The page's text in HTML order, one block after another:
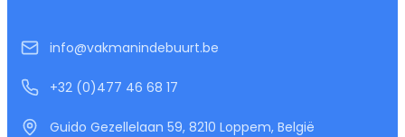
info@vakmanindebuurt.be
+32 (0)477 46 68 17
Guido Gezellelaan 59, 8210 Loppem, België